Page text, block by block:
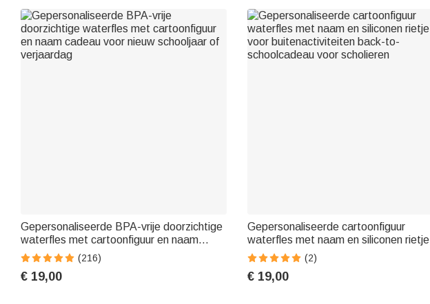
Gepersonaliseerde BPA-vrije doorzichtige
waterfles met cartoonfiguur en naam
cadeau voor nieuw schooljaar of
verjaardag
(216)
€ 19,00
Gepersonaliseerde cartoonfiguur
waterfles met naam en siliconen rietje
voor buitenactiviteiten back-to-
schoolcadeau voor scholieren
(2)
€ 19,00